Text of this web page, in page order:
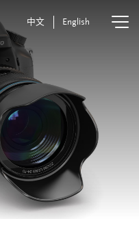
中文 English